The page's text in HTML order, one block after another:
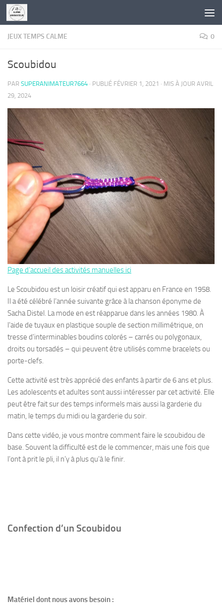
Skip to content
JEUX TEMPS CALME 0
Scoubidou
PAR SUPERANIMATEUR7664 · PUBLIÉ FÉVRIER 1, 2021 · MIS À JOUR AVRIL
29, 2024
Page d’accueil des activités manuelles ici
Le Scoubidou est un loisir créatif qui est apparu en France en 1958.
Il a été célébré l’année suivante grâce à la chanson éponyme de
Sacha Distel. La mode en est réapparue dans les années 1980. À
l’aide de tuyaux en plastique souple de section millimétrique, on
tresse d’interminables boudins colorés – carrés ou polygonaux,
droits ou torsadés – qui peuvent être utilisés comme bracelets ou
porte-clefs.
Cette activité est très apprécié des enfants à partir de 6 ans et plus.
Les adolescents et adultes sont aussi intéresser par cet activité. Elle
peut être fait sur des temps informels mais aussi la garderie du
matin, le temps du midi ou la garderie du soir.
Dans cette vidéo, je vous montre comment faire le scoubidou de
base. Souvent la difficulté est de le commencer, mais une fois que
l’ont à prit le pli, il n’y à plus qu’à le finir.
Confection d’un Scoubidou
Matériel dont nous avons besoin :